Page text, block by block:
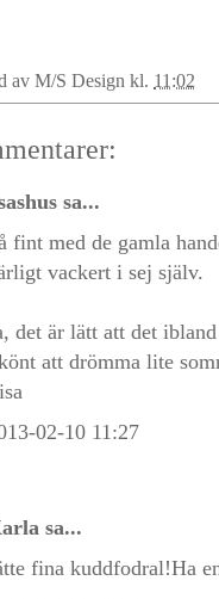
av M/S Design kl. 11:02
sa...
fint med de gamla
vackert i sej själv.
det är lätt att det
att drömma lite
02-10 11:27
sa...
fina kuddfodral!Ha